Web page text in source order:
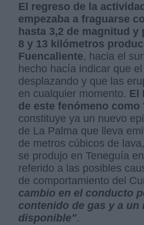
El regreso de la
empezaba a fraguarse
hasta 3,2 de magnitud
8 y 13 kilómetros
Fuencaliente, hacia el
hecho hacía indicar que
desplazando y que las
en cualquier momento. El
de este fenómeno
constituye ya un nuevo
de La Palma que lleva
de metros cúbicos de
se produjo en Teneguía
referido a las posibles
de comportamiento del
cambio en el conducto
contenido de gas y a un
disponible".